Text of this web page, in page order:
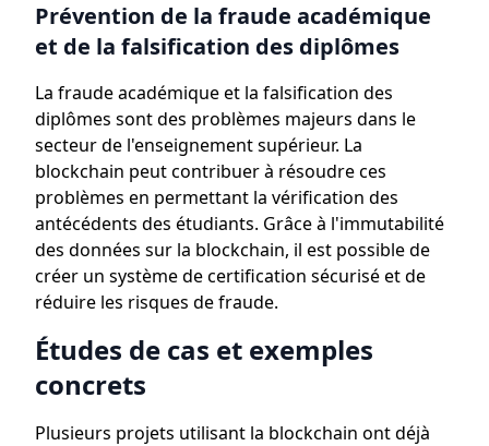
Prévention de la fraude académique
et de la falsification des diplômes
La fraude académique et la falsification des
diplômes sont des problèmes majeurs dans le
secteur de l'enseignement supérieur. La
blockchain peut contribuer à résoudre ces
problèmes en permettant la vérification des
antécédents des étudiants. Grâce à l'immutabilité
des données sur la blockchain, il est possible de
créer un système de certification sécurisé et de
réduire les risques de fraude.
Études de cas et exemples
concrets
Plusieurs projets utilisant la blockchain ont déjà